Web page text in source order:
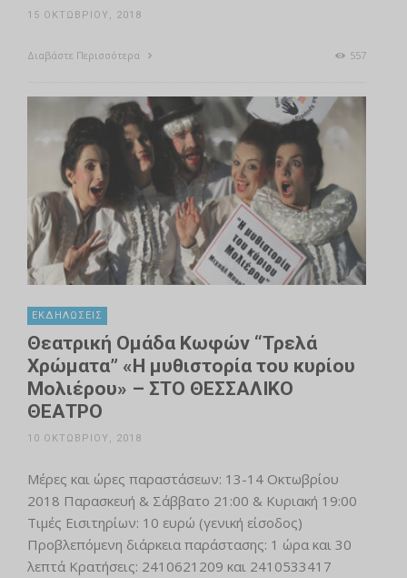
15 ΟΚΤΩΒΡΊΟΥ, 2018
Διαβάστε Περισσότερα 557
ΕΚΔΗΛΏΣΕΙΣ
Θεατρική Ομάδα Κωφών “Τρελά
Χρώματα” «Η μυθιστορία του κυρίου
Μολιέρου» – ΣΤΟ ΘΕΣΣΑΛΙΚΟ
ΘΕΑΤΡΟ
10 ΟΚΤΩΒΡΊΟΥ, 2018
Μέρες και ώρες παραστάσεων: 13-14 Οκτωβρίου
2018 Παρασκευή & Σάββατο 21:00 & Κυριακή 19:00
Τιμές Εισιτηρίων: 10 ευρώ (γενική είσοδος)
Προβλεπόμενη διάρκεια παράστασης: 1 ώρα και 30
λεπτά Κρατήσεις: 2410621209 και 2410533417